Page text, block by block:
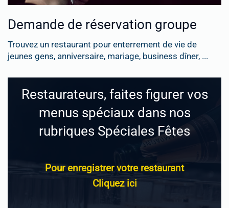
Demande de réservation groupe
Trouvez un restaurant pour enterrement de vie de
jeunes gens, anniversaire, mariage, business dîner, ...
Restaurateurs, faites figurer vos
menus spéciaux dans nos
rubriques Spéciales Fêtes
Pour enregistrer votre restaurant
Cliquez ici